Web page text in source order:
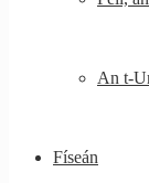
An t-
Físeán